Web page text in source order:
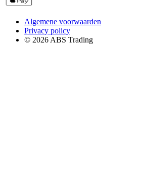
Algemene voorwaarden
Privacy policy
© 2026 ABS Trading